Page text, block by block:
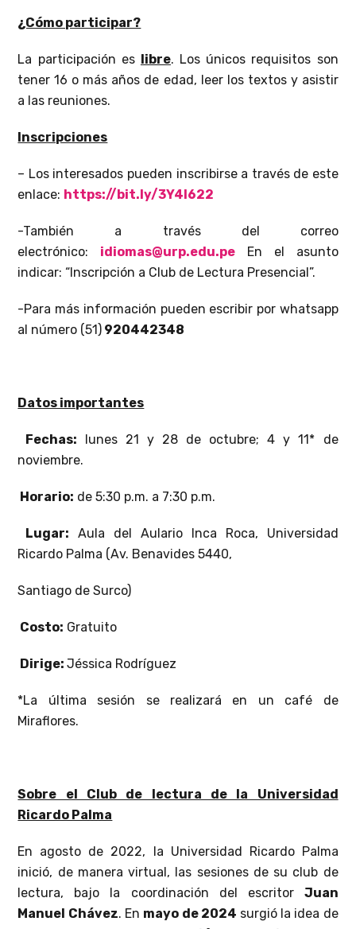
¿Cómo participar?
La participación es libre. Los únicos requisitos son
tener 16 o más años de edad, leer los textos y asistir
a las reuniones.
Inscripciones
– Los interesados pueden inscribirse a través de este
enlace: https://bit.ly/3Y4I622
-También a través del correo
electrónico: idiomas@urp.edu.pe En el asunto
indicar: “Inscripción a Club de Lectura Presencial”.
-Para más información pueden escribir por whatsapp
al número (51) 920442348
Datos importantes
Fechas: lunes 21 y 28 de octubre; 4 y 11* de
noviembre.
Horario: de 5:30 p.m. a 7:30 p.m.
Lugar: Aula del Aulario Inca Roca, Universidad
Ricardo Palma (Av. Benavides 5440,
Santiago de Surco)
Costo: Gratuito
Dirige:Jéssica Rodríguez
*La última sesión se realizará en un café de
Miraflores.
Sobre el Club de lectura de la Universidad
Ricardo Palma
En agosto de 2022, la Universidad Ricardo Palma
inició, de manera virtual, las sesiones de su club de
lectura, bajo la coordinación del escritor Juan
Manuel Chávez. En mayo de 2024 surgió la idea de